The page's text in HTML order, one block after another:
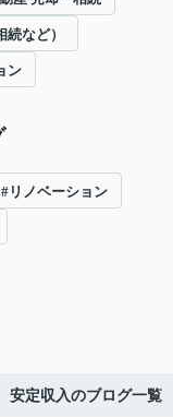
など）
ン
#リノベーション
安定収入のブログ一覧